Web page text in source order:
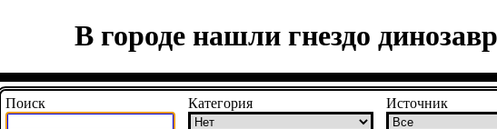
В городе нашли гнездо
Поиск Категория Источник